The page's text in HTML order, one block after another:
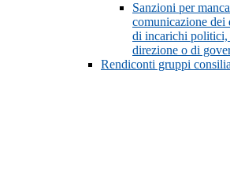
Sanzioni per
comunicazione dei
di incarichi politici,
direzione o di
Rendiconti gruppi